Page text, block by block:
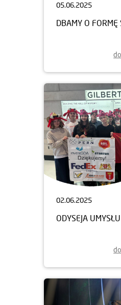
05.06.2025
DBAMY O
02.06.2025
ODYSEJA